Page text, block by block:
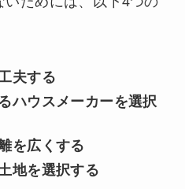
夫する
ハウスメーカーを選択
を広くする
地を選択する